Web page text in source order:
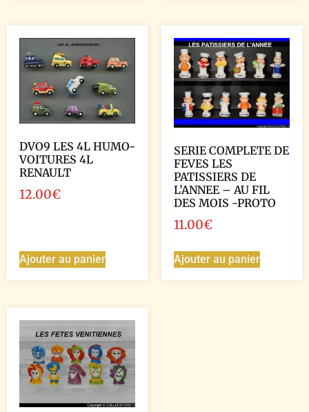
DVO9 LES 4L HUMO-
VOITURES 4L
RENAULT
12.00€
Ajouter au panier
SERIE COMPLETE DE
FEVES LES
PATISSIERS DE
L’ANNEE – AU FIL
DES MOIS -PROTO
11.00€
Ajouter au panier